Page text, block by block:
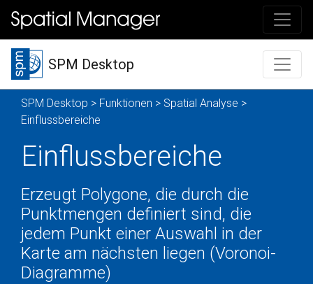
SPM Desktop
SPM Desktop > Funktionen > Spatial Analyse >
Einflussbereiche
Einflussbereiche
Erzeugt Polygone, die durch die
Punktmengen definiert sind, die
jedem Punkt einer Auswahl in der
Karte am nächsten liegen (Voronoi-
Diagramme)